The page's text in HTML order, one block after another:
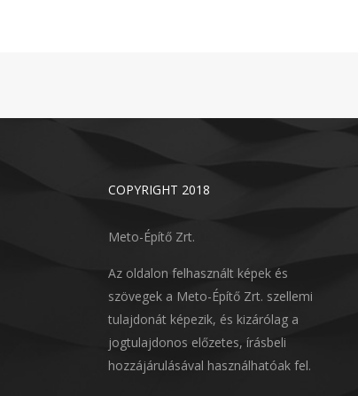
COPYRIGHT 2018
Meto-Építő Zrt.
Az oldalon felhasznált képek és
szövegek a Meto-Építő Zrt. szellemi
tulajdonát képezik, és kizárólag a
jogtulajdonos előzetes, írásbeli
hozzájárulásával használhatóak fel.